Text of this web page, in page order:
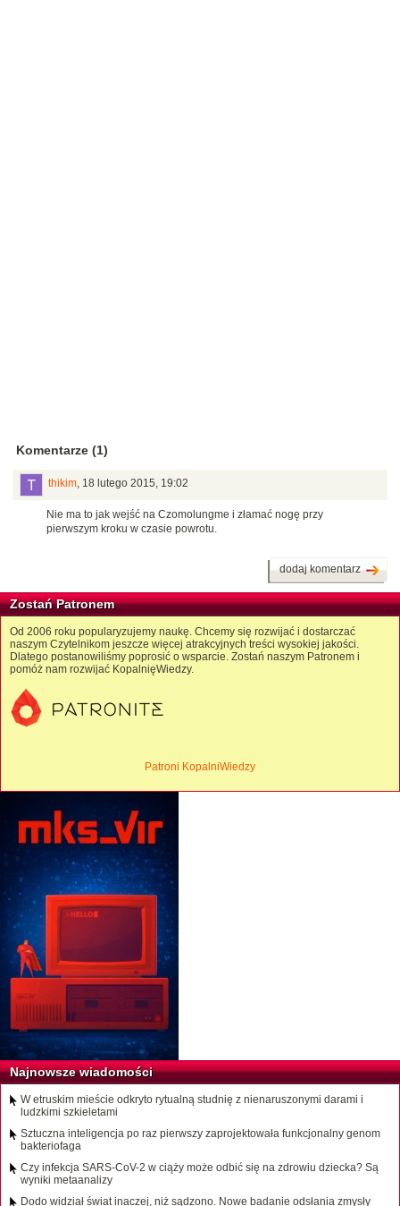
Komentarze (1)
thikim, 18 lutego 2015, 19:02
Nie ma to jak wejść na Czomolungme i złamać nogę przy
pierwszym kroku w czasie powrotu.
dodaj komentarz
Zostań Patronem
Od 2006 roku popularyzujemy naukę. Chcemy się rozwijać i dostarczać
naszym Czytelnikom jeszcze więcej atrakcyjnych treści wysokiej jakości.
Dlatego postanowiliśmy poprosić o wsparcie. Zostań naszym Patronem i
pomóż nam rozwijać KopalnięWiedzy.
Patroni KopalniWiedzy
Najnowsze wiadomości
W etruskim mieście odkryto rytualną studnię z nienaruszonymi darami i
ludzkimi szkieletami
Sztuczna inteligencja po raz pierwszy zaprojektowała funkcjonalny genom
bakteriofaga
Czy infekcja SARS-CoV-2 w ciąży może odbić się na zdrowiu dziecka? Są
wyniki metaanalizy
Dodo widział świat inaczej, niż sądzono. Nowe badanie odsłania zmysły